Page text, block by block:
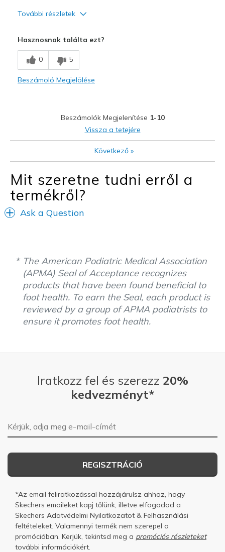
További részletek
Legjobb használat
Casual Wear
Hasznosnak találta ezt?
0 5
Beszámoló Megjelölése
Beszámolók Megjelenítése 1-10
Vissza a tetejére
Következő»
Mit szeretne tudni erről a
termékről?
Ask a Question
The American Podiatric Medical Association
(APMA) Seal of Acceptance recognizes
products that have been found beneficial to
foot health. To earn the Seal, each product is
reviewed by a group of APMA podiatrists to
ensure it promotes foot health.
Iratkozz fel és szerezz 20%
kedvezményt*
E-mail-cím
REGISZTRÁCIÓ
*Az email feliratkozással hozzájárulsz ahhoz, hogy
Skechers emaileket kapj tőlünk, illetve elfogadod a
Skechers Adatvédelmi Nyilatkozatot & Felhasználási
feltételeket. Valamennyi termék nem szerepel a
promócióban. Kerjük, tekintsd meg a promóciós részleteket
további információkért.